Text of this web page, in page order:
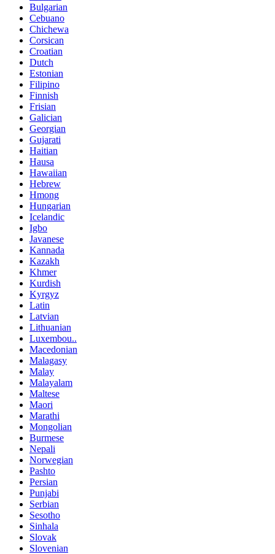
Bulgarian
Cebuano
Chichewa
Corsican
Croatian
Dutch
Estonian
Filipino
Finnish
Frisian
Galician
Georgian
Gujarati
Haitian
Hausa
Hawaiian
Hebrew
Hmong
Hungarian
Icelandic
Igbo
Javanese
Kannada
Kazakh
Khmer
Kurdish
Kyrgyz
Latin
Latvian
Lithuanian
Luxembou..
Macedonian
Malagasy
Malay
Malayalam
Maltese
Maori
Marathi
Mongolian
Burmese
Nepali
Norwegian
Pashto
Persian
Punjabi
Serbian
Sesotho
Sinhala
Slovak
Slovenian